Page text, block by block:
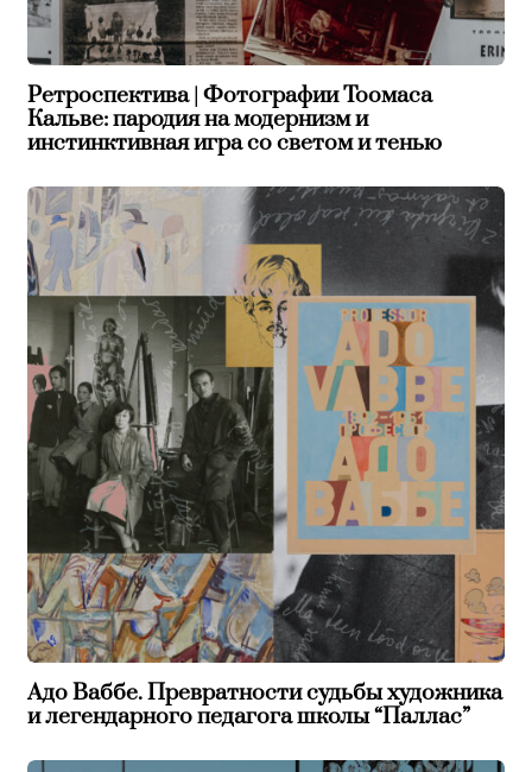
Ретроспектива | Фотографии Тоомаса
Кальве: пародия на модернизм и
инстинктивная игра со светом и тенью
Адо Ваббе. Превратности судьбы художника
и легендарного педагога школы “Паллас”